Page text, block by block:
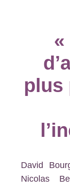
«
plus
David
Nicolas